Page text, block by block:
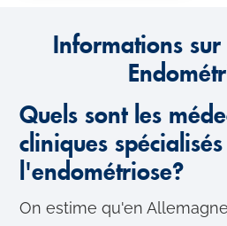
Informations
Quels sont les
cliniques
l'endométriose?
On estime qu'en